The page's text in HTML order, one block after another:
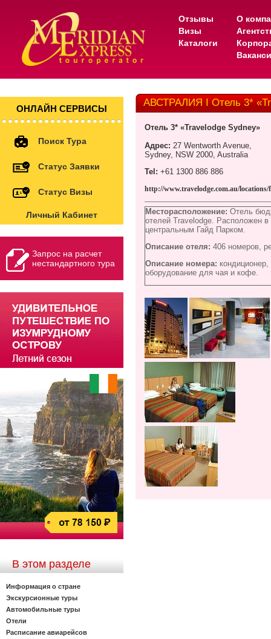
Отзывы
Визы
Каталоги
О
ОНЛАЙН СЕРВИСЫ
Поиск Тура
Статус Заявки
Статус Визы
Личный Кабинет
Запрос на расчет
нестандартного тура
В этом разделе
Информация о стране
Экскурсионные туры
Автомобильные туры
Отели
Расписание авиарейсов
АВСТРАЛИЯ I Отель 3*
Отель 3* «Travelodge Sydney»
Адрес: 27 Wentworth Avenue,
Sydney, NSW 2000, Australia
Tel : +61 1300 886 886
http://www.travelodge.com.au/locations/
Месторасположение: Отель
отелей Travelodge. Расположен
центральным Гайд Парком.
Описание отеля: 406 номеров,
Описание номера:
оборудование для чая и кофе.